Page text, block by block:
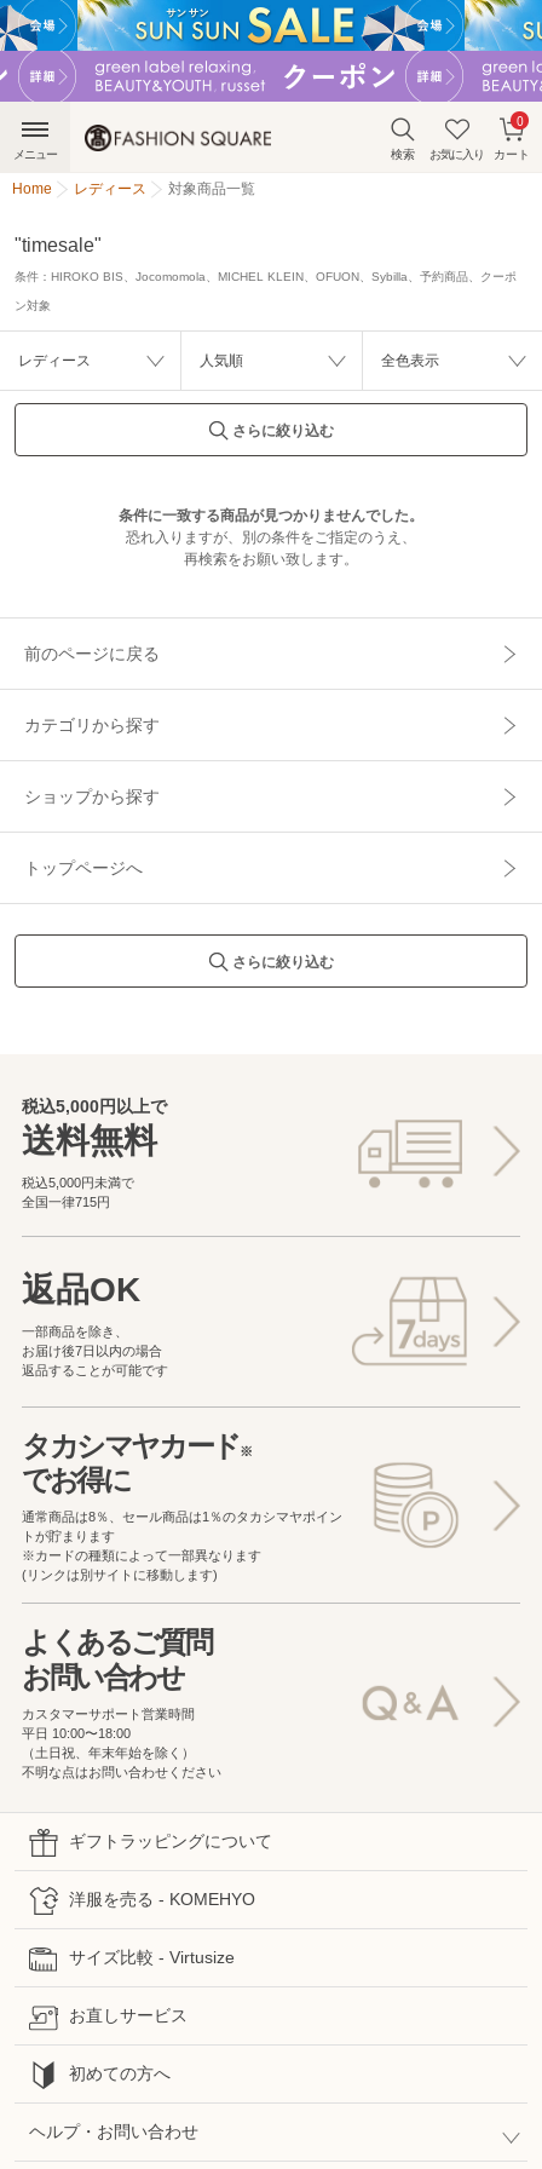
検索 お気に入り カート
0
メニュー
Home レディース 対象商品一覧
"timesale"
条件： HIROKO BIS、Jocomomola、MICHEL KLEIN、OFUON、Sybilla、予約商品、クーポ
ン対象
レディース 人気順 全色表示
さらに絞り込む
条件に一致する商品が見つかりませんでした。
恐れ入りますが、別の条件をご指定のうえ、
再検索をお願い致します。
前のページに戻る
カテゴリから探す
ショップから探す
トップページへ
さらに絞り込む
税込5,000円以上で
送料無料
税込5,000円未満で
全国一律715円
返品OK
一部商品を除き、
お届け後7日以内の場合
返品することが可能です
タカシマヤカード※
でお得に
通常商品は8％、セール商品は1％のタカシマヤポイン
トが貯まります
※カードの種類によって一部異なります
(リンクは別サイトに移動します)
よくあるご質問
お問い合わせ
カスタマーサポート営業時間
平日 10:00〜18:00
（土日祝、年末年始を除く）
不明な点はお問い合わせください
ギフトラッピングについて
洋服を売る - KOMEHYO
サイズ比較 - Virtusize
お直しサービス
初めての方へ
ヘルプ・お問い合わせ